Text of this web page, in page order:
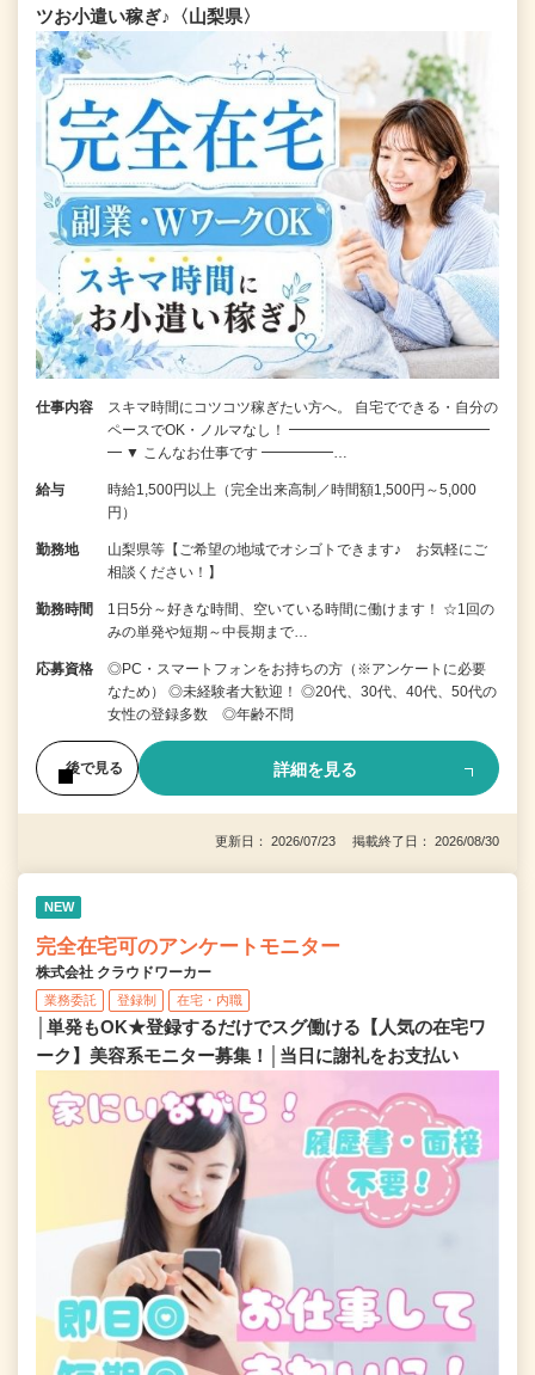
ツお小遣い稼ぎ♪〈山梨県〉
仕事内容
スキマ時間にコツコツ稼ぎたい方へ。 自宅でできる・自分の
ペースでOK・ノルマなし！ ━━━━━━━━━━━━━━
━ ▼ こんなお仕事です ━━━━━…
給与
時給1,500円以上（完全出来高制／時間額1,500円～5,000
円）
勤務地
山梨県等【ご希望の地域でオシゴトできます♪ お気軽にご
相談ください！】
勤務時間
1日5分～好きな時間、空いている時間に働けます！ ☆1回の
みの単発や短期～中長期まで…
応募資格
◎PC・スマートフォンをお持ちの方（※アンケートに必要
なため） ◎未経験者大歓迎！ ◎20代、30代、40代、50代の
女性の登録多数 ◎年齢不問
後で見る 詳細を見る
更新日： 2026/07/23 掲載終了日： 2026/08/30
NEW
完全在宅可のアンケートモニター
株式会社 クラウドワーカー
業務委託 登録制 在宅・内職
│単発もOK★登録するだけでスグ働ける【人気の在宅ワ
ーク】美容系モニター募集！│当日に謝礼をお支払い